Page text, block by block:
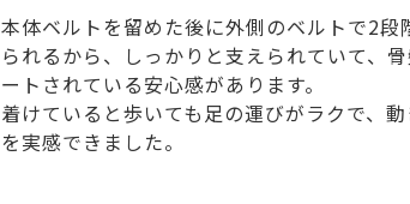
本体ベルトを留めた後に外側のベルトで2段
られるから、しっかりと支えられていて、
ートされている安心感があります。
着けていると歩いても足の運びがラクで、
を実感できました。